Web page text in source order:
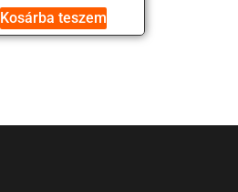
Kosárba teszem